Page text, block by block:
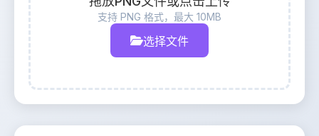
支持 PNG 格式，最大 10MB
选择文件